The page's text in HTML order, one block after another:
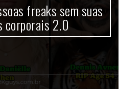
freaks sem suas
corporais 2.0